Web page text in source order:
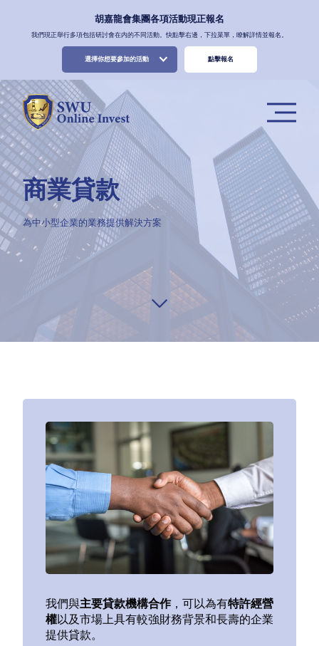
胡嘉龍會集團各項活動現正報名
我們現正舉行多項包括研討會在内的不同活動。快點擊右邊，下拉菜單，瞭解詳情並報名。
選擇你想要參加的活動 點擊報名
商業貸款
為中小型企業的業務提供解決方案
我們與主要貸款機構合作，可以為有特許經營
權以及市場上具有較強財務背景和長壽的企業
提供貸款。